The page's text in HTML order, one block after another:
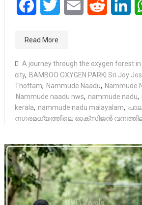
FacebookTwitter Email Reddit
Read More
A journey through the oxygen forest
city, BAMBOO OXYGEN PARK| Sri Joy
Thottam, Nammude Naadu, Nammude
Nammude naadu nws, nammude nadu,
kerala, nammude nadu malayalam,
നഗരമധ്യത്തിലെ ഓക്സിജൻ